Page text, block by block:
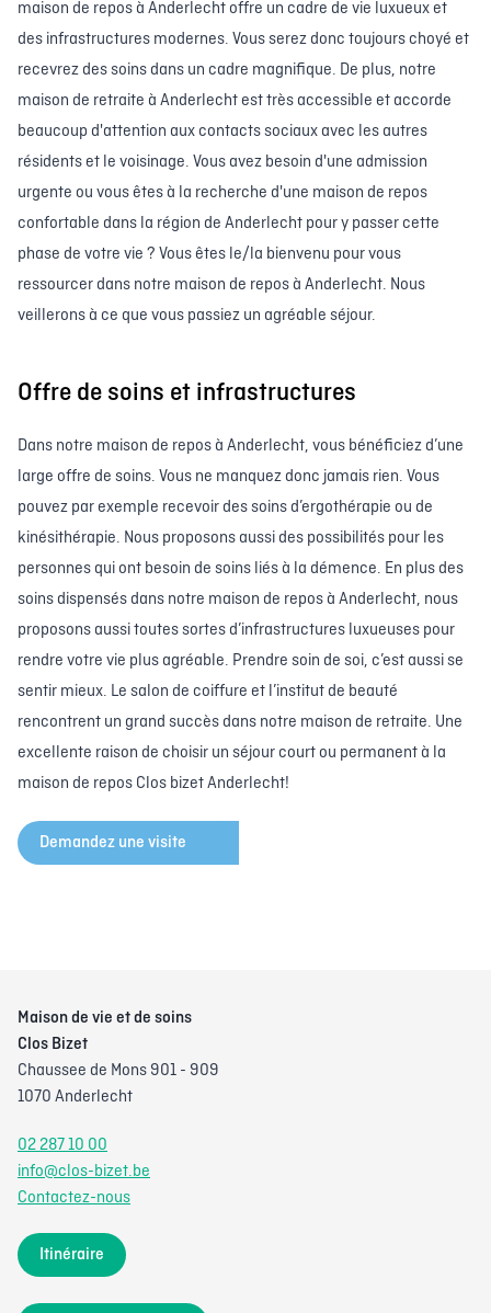
maison de repos à Anderlecht offre un cadre de vie luxueux et
des infrastructures modernes. Vous serez donc toujours choyé et
recevrez des soins dans un cadre magnifique. De plus, notre
maison de retraite à Anderlecht est très accessible et accorde
beaucoup d'attention aux contacts sociaux avec les autres
résidents et le voisinage. Vous avez besoin d'une admission
urgente ou vous êtes à la recherche d'une maison de repos
confortable dans la région de Anderlecht pour y passer cette
phase de votre vie ? Vous êtes le/la bienvenu pour vous
ressourcer dans notre maison de repos à Anderlecht. Nous
veillerons à ce que vous passiez un agréable séjour.
Offre de soins et infrastructures
Dans notre maison de repos à Anderlecht, vous bénéficiez d’une
large offre de soins. Vous ne manquez donc jamais rien. Vous
pouvez par exemple recevoir des soins d’ergothérapie ou de
kinésithérapie. Nous proposons aussi des possibilités pour les
personnes qui ont besoin de soins liés à la démence. En plus des
soins dispensés dans notre maison de repos à Anderlecht, nous
proposons aussi toutes sortes d’infrastructures luxueuses pour
rendre votre vie plus agréable. Prendre soin de soi, c’est aussi se
sentir mieux. Le salon de coiffure et l’institut de beauté
rencontrent un grand succès dans notre maison de retraite. Une
excellente raison de choisir un séjour court ou permanent à la
maison de repos Clos bizet Anderlecht!
Demandez une visite
Maison de vie et de soins
Clos Bizet
Chaussee de Mons 901 - 909
1070 Anderlecht
02 287 10 00
info@clos-bizet.be
Contactez-nous
Itinéraire